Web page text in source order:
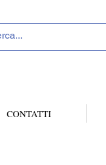
CONTATTI